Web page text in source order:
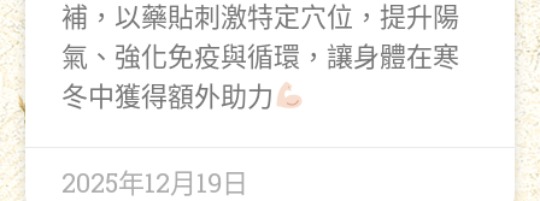
補，以藥貼刺激特定穴位，提升陽
氣、強化免疫與循環，讓身體在寒
冬中獲得額外助力
2025年12月19日